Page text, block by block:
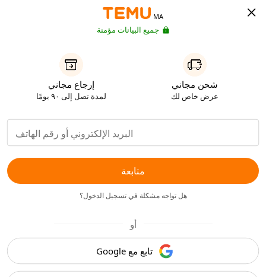
MA
جميع البيانات مؤمنة
شحن مجاني
عرض خاص لك
إرجاع مجاني
لمدة تصل إلى ٩٠ يومًا
متابعة
هل تواجه مشكلة في تسجيل الدخول؟
أو
تابع مع Google